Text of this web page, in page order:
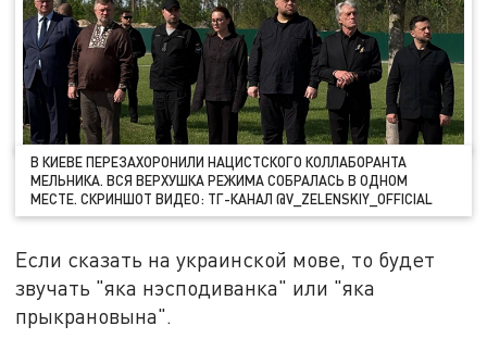
В КИЕВЕ ПЕРЕЗАХОРОНИЛИ НАЦИСТСКОГО КОЛЛАБОРАНТА
МЕЛЬНИКА. ВСЯ ВЕРХУШКА РЕЖИМА СОБРАЛАСЬ В ОДНОМ
МЕСТЕ. СКРИНШОТ ВИДЕО: ТГ-КАНАЛ @V_ZELENSKIY_OFFICIAL
Если сказать на украинской мове, то будет
звучать "яка нэсподиванка" или "яка
прыкрановына".